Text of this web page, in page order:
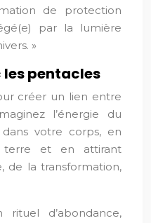
de protection
par la lumière
»
pentacles
créer un lien entre
l’énergie du
votre corps, en
terre et en attirant
de la transformation,
d’abondance,